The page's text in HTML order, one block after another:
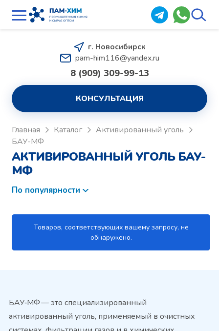
г. Новосибирск
pam-him116@yandex.ru
8 (909) 309-99-13
КОНСУЛЬТАЦИЯ
Главная Каталог
Активированный уголь
БАУ-МФ
АКТИВИРОВАННЫЙ УГОЛЬ БАУ-
МФ
По популярности
Товаров, соответствующих вашему запросу, не
обнаружено.
БАУ‑МФ — это специализированный
активированный уголь, применяемый в очистных